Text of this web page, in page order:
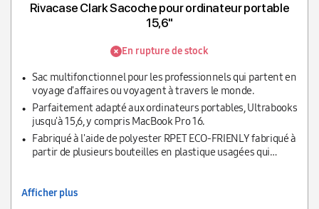
Rivacase Clark Sacoche pour ordinateur portable
15,6"
En rupture de stock
Sac multifonctionnel pour les professionnels qui partent en
voyage d'affaires ou voyagent à travers le monde.
Parfaitement adapté aux ordinateurs portables, Ultrabooks
jusqu'à 15,6, y compris MacBook Pro 16.
Fabriqué à l'aide de polyester RPET ECO-FRIENLY fabriqué à
partir de plusieurs bouteilles en plastique usagées qui
Afficher plus